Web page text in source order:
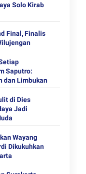
Solo Kirab
Final, Finalis
Saputro:
dan Limbukan
di Dies
Jadi
Wayang
Dikukuhkan